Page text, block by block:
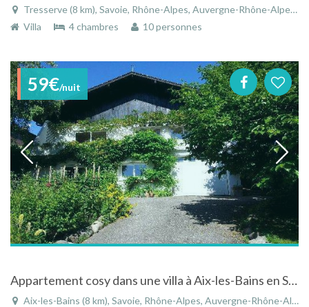
Tresserve (8 km), Savoie, Rhône-Alpes, Auvergne-Rhône-Alpes, France
Villa
4 chambres 10 personnes
59€/nuit
Appartement cosy dans une villa à Aix-les-Bains en Savoie
Aix-les-Bains (8 km), Savoie, Rhône-Alpes, Auvergne-Rhône-Alpes, France